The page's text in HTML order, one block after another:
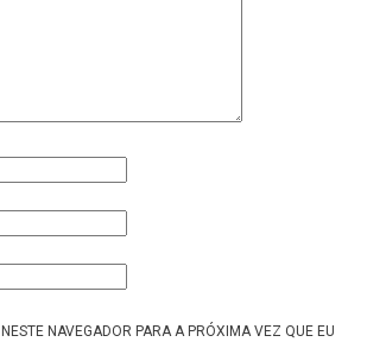
NAVEGADOR PARA A PRÓXIMA VEZ QUE EU